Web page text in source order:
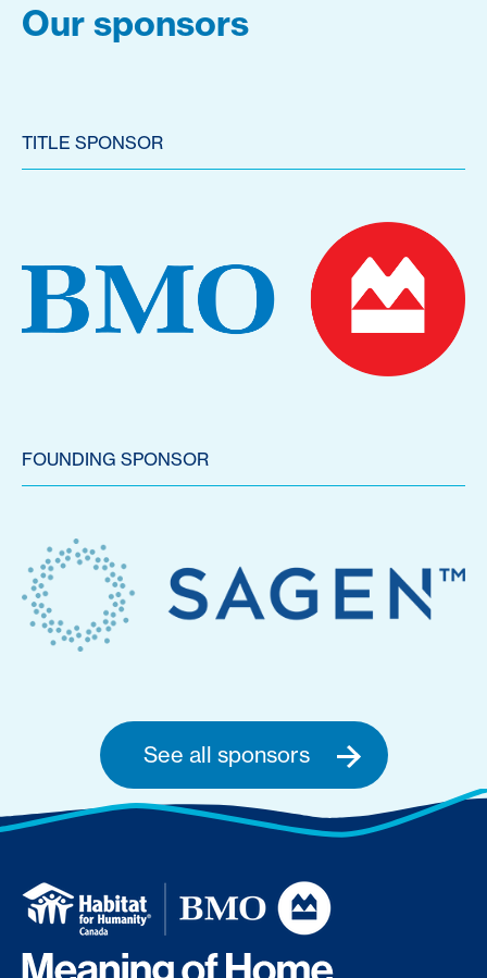
Our sponsors
TITLE SPONSOR
FOUNDING SPONSOR
See all sponsors